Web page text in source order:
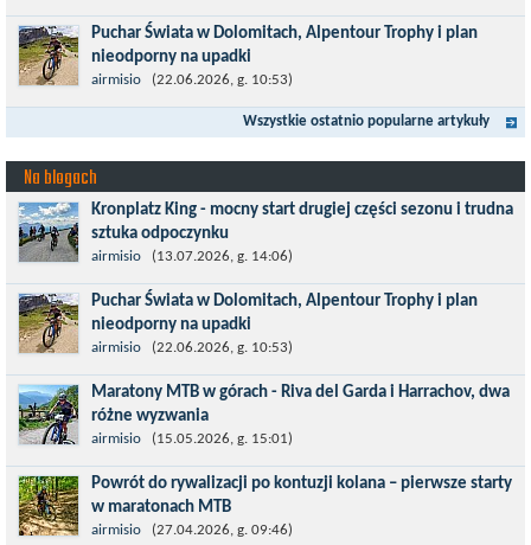
się rzeczywistością dzięki nowoczesnym technologiom ukrytym
w jednośladach....
Puchar Świata w Dolomitach, Alpentour Trophy i plan
nieodporny na upadki
Czerwiec w moim planie oznaczał wejście w najbardziej
wymagający etap i cel pierwszej części sezonu: Puchar Świata w
maratonie MTB w Dolomitach...
airmisio (22.06.2026, g. 10:53)
Wszystkie ostatnio popularne artykuły
Na blogach
Kronplatz King - mocny start drugiej części sezonu i trudna
sztuka odpoczynku
Kronplatz King, epicki MTB Maraton z metą na 2275 m we
włoskich Alpach – łącznie 3000 metrów przewyższenia na
dystansie 60 km, ze...
airmisio (13.07.2026, g. 14:06)
Puchar Świata w Dolomitach, Alpentour Trophy i plan
nieodporny na upadki
Czerwiec w moim planie oznaczał wejście w najbardziej
wymagający etap i cel pierwszej części sezonu: Puchar Świata w
maratonie MTB w Dolomitach...
airmisio (22.06.2026, g. 10:53)
Maratony MTB w górach - Riva del Garda i Harrachov, dwa
różne wyzwania
Maj to idealny czas, by z płaskich i szybkich wyścigów przejść do
znacznie bardziej ambitnych wyzwań, jakimi są górskie wyścigi
MTB....
airmisio (15.05.2026, g. 15:01)
Powrót do rywalizacji po kontuzji kolana – pierwsze starty
w maratonach MTB
Prawdziwym testem po kontuzji kolana i uszkodzeniu więzadeł
airmisio (27.04.2026, g. 09:46)